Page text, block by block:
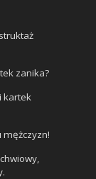
zanika?
kartek